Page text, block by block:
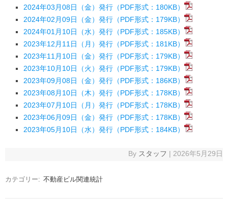
2024年03月08日（金）発行（PDF形式：180KB）
2024年02月09日（金）発行（PDF形式：179KB）
2024年01月10日（水）発行（PDF形式：185KB）
2023年12月11日（月）発行（PDF形式：181KB）
2023年11月10日（金）発行（PDF形式：179KB）
2023年10月10日（火）発行（PDF形式：179KB）
2023年09月08日（金）発行（PDF形式：186KB）
2023年08月10日（木）発行（PDF形式：178KB）
2023年07月10日（月）発行（PDF形式：178KB）
2023年06月09日（金）発行（PDF形式：178KB）
2023年05月10日（水）発行（PDF形式：184KB）
By スタッフ | 2026年5月29日
カテゴリー: 不動産ビル関連統計